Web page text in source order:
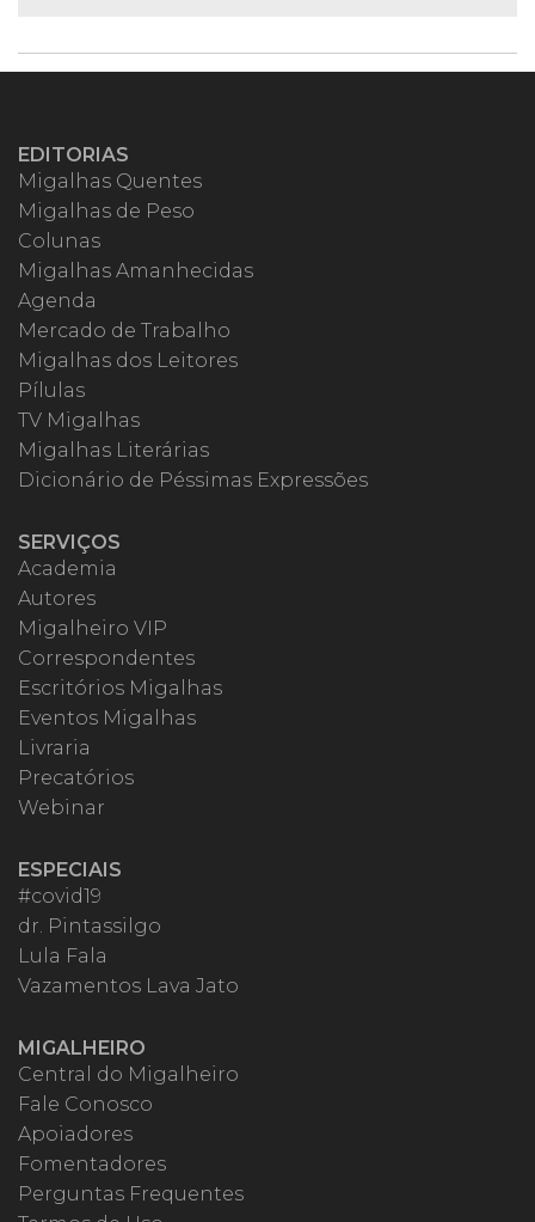
EDITORIAS
Migalhas Quentes
Migalhas de Peso
Colunas
Migalhas Amanhecidas
Agenda
Mercado de Trabalho
Migalhas dos Leitores
Pílulas
TV Migalhas
Migalhas Literárias
Dicionário de Péssimas Expressões
SERVIÇOS
Academia
Autores
Migalheiro VIP
Correspondentes
Escritórios Migalhas
Eventos Migalhas
Livraria
Precatórios
Webinar
ESPECIAIS
#covid19
dr. Pintassilgo
Lula Fala
Vazamentos Lava Jato
MIGALHEIRO
Central do Migalheiro
Fale Conosco
Apoiadores
Fomentadores
Perguntas Frequentes